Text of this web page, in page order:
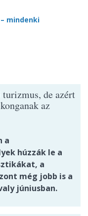
mindenki
de azért
az
a
húzzák le a
a
még jobb is a
júniusban.